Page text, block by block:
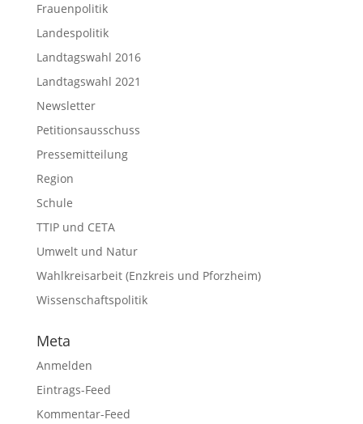
Frauenpolitik
Landespolitik
Landtagswahl 2016
Landtagswahl 2021
Newsletter
Petitionsausschuss
Pressemitteilung
Region
Schule
TTIP und CETA
Umwelt und Natur
Wahlkreisarbeit (Enzkreis und Pforzheim)
Wissenschaftspolitik
Meta
Anmelden
Eintrags-Feed
Kommentar-Feed